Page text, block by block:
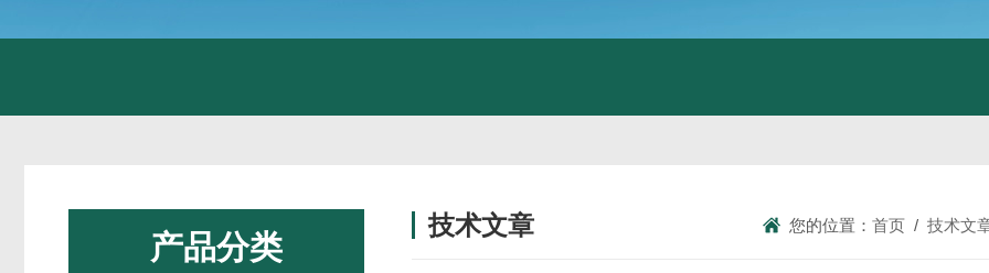
产品分类
技术文章 您的位置：首页 /技术文